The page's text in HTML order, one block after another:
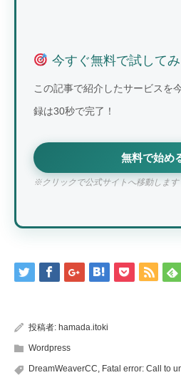
今すぐ無料で試して
この記事で紹介したサービスを
録は30秒で完了！
無料で始め
※クリックで公式サイトへ移動します
投稿者: hamada.itoki
Wordpress
DreamWeaverCC, Fatal error: Call to